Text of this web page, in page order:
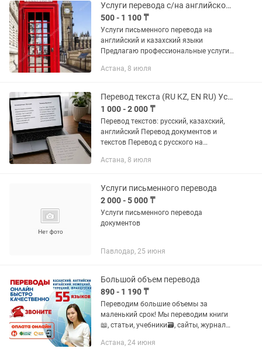
Услуги перевода с/на английском языке
500 - 1 100 ₸
Услуги письменного перевода на
английский и казахский языки
Предлагаю профессиональные услуги
английский и казахский языки, а также
Астана, 8 июля
Перевод текста (RU KZ, EN RU) Услуги письменного перевода
1 000 - 2 000 ₸
Перевод текстов: русский, казахский,
английский Перевод документов и
текстов Перевод с русского на
EN Перевод текстов любой сложности
Астана, 8 июля
Услуги письменного перевода
2 000 - 5 000 ₸
Услуги письменного перевода
документов
Павлодар, 25 июня
Большой объем перевода
890 - 1 190 ₸
Переводим большие объемы за
маленький срок! Мы переводим книги
📖, статьи, учебники🗃️, сайты, журналы
Астана, 24 июня